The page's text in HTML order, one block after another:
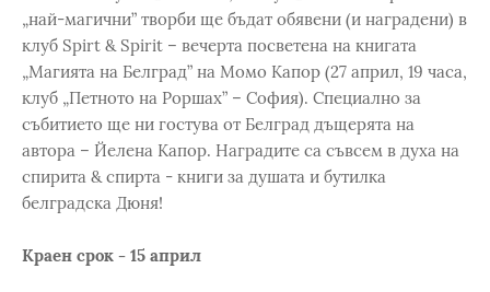
„най-магични” творби ще бъдат обявени (и наградени) в
клуб Spirt & Spirit – вечерта посветена на книгата
„Магията на Белград” на Момо Капор (27 април, 19 часа,
клуб „Петното на Роршах” – София). Специално за
събитието ще ни гостува от Белград дъщерята на
автора – Йелена Капор. Наградите са съвсем в духа на
спирита & спирта - книги за душата и бутилка
белградска Дюня!
Краен срок - 15 април